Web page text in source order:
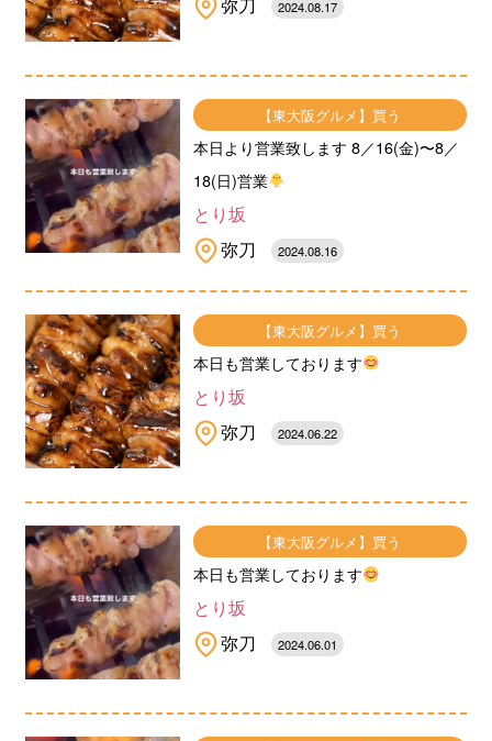
2024.08.17
【東大阪グルメ】買う
本日より営業致します 8／16(金)〜8／
18(日)営業
とり坂
弥刀
2024.08.16
【東大阪グルメ】買う
本日も営業しております
とり坂
弥刀
2024.06.22
【東大阪グルメ】買う
本日も営業しております
とり坂
弥刀
2024.06.01